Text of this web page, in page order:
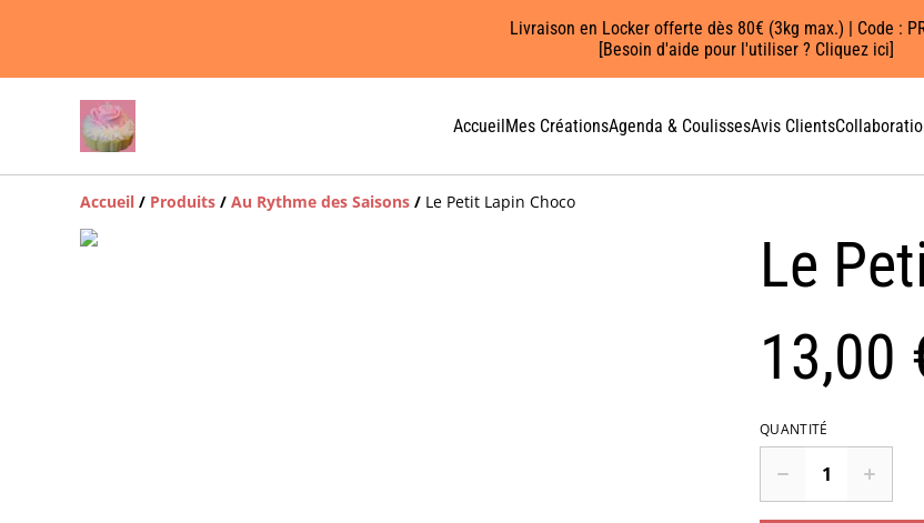
Livraison en Locker offerte dès 80€ (3kg max.) | Code :
[Besoin d'aide pour l'utiliser ? Cliquez ici]
AccueilMes CréationsAgenda & CoulissesAvis Clients
Accueil / Produits / Au Rythme des Saisons / Le Petit Lapin Choco
Le
13,00
QUANTITÉ